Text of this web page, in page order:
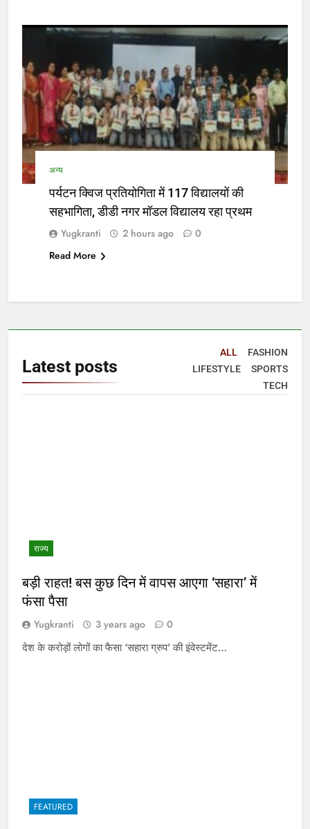
अन्य
पर्यटन क्विज प्रतियोगिता में 117 विद्यालयों की
सहभागिता, डीडी नगर मॉडल विद्यालय रहा प्रथम
Yugkranti 2 hours ago
0
Read More
Latest posts
ALL
FASHION
LIFESTYLE
SPORTS
TECH
राज्य
बड़ी राहत! बस कुछ दिन में वापस आएगा ‘सहारा’ में
फंसा पैसा
Yugkranti 3 years ago 0
देश के करोड़ों लोगों का फैसा ‘सहारा ग्रुप’ की इंवेस्टमेंट…
FEATURED